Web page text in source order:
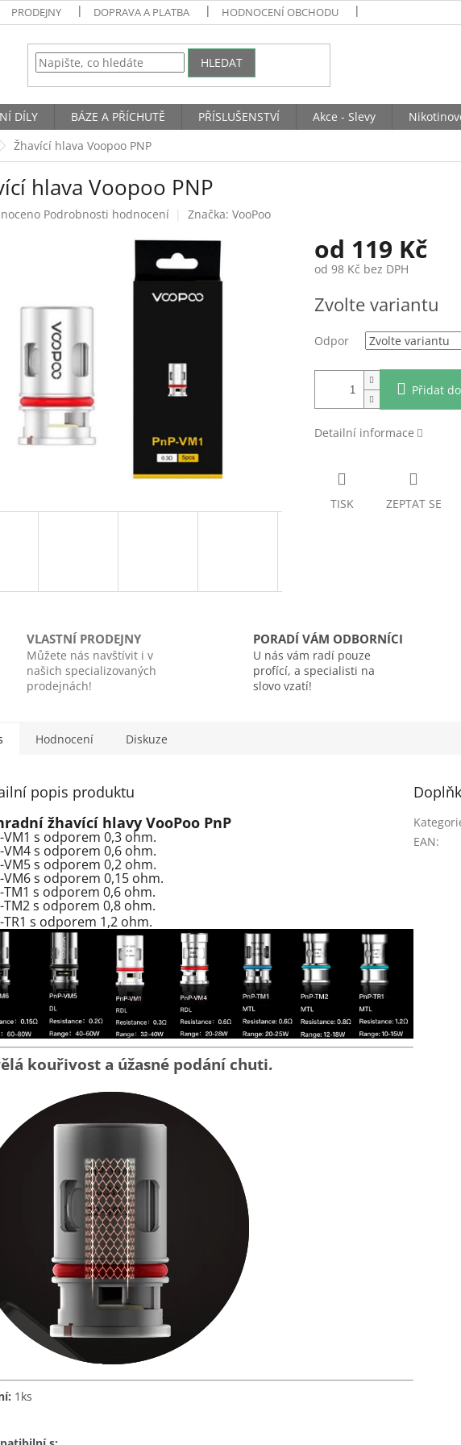
PRODEJNY DOPRAVA A PLATBA HODNOCENÍ OBCHODU
HLEDAT
DÍLY BÁZE A PŘÍCHUTĚ PŘÍSLUŠENSTVÍ Akce - Slevy
Žhavící hlava Voopoo PNP
hlava Voopoo PNP
Podrobnosti hodnocení Značka: VooPoo
od 119 Kč
od 98 Kč bez DPH
cena:
Zvolte variantu
Odpor
Přidat
Detailní informace
TISK ZEPTAT SE
VLASTNÍ PRODEJNY
Můžete nás navštívit i v
našich specializovaných
prodejnách!
PORADÍ VÁM ODBORNÍCI
U nás vám radí pouze
profící, a specialisti na
slovo vzatí!
Hodnocení Diskuze
popis produktu
žhavící hlavy VooPoo PnP
VM1 s odporem 0,3 ohm.
VM4 s odporem 0,6 ohm.
VM5 s odporem 0,2 ohm.
VM6 s odporem 0,15 ohm.
TM1 s odporem 0,6 ohm.
TM2 s odporem 0,8 ohm.
TR1 s odporem 1,2 ohm.
kouřivost a úžasné podání chuti.
1ks
EAN: